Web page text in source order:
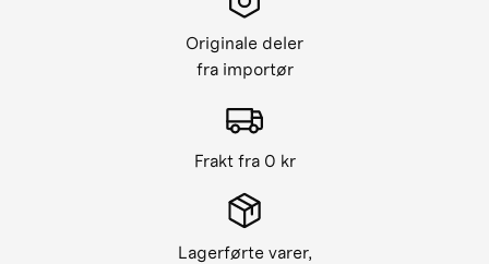
Originale deler
fra importør
Frakt fra 0 kr
Lagerførte varer,